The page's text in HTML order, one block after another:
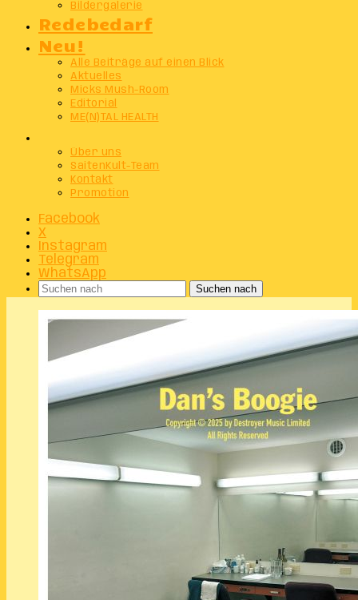
Bildergalerie
Redebedarf
Neu!
Alle Beiträge auf einen Blick
Aktuelles
Micks Mush-Room
Editorial
ME(N)TAL HEALTH
Über uns
SaitenKult-Team
Kontakt
Promotion
Facebook
X
Instagram
Telegram
WhatsApp
Suchen nach